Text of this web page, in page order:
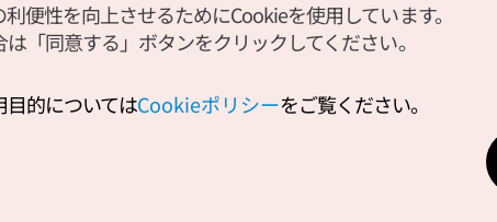
観光資料ダウンロード
デジタルブック／電子書籍
Odii
便性を向上させるためにCookieを使用しています。
「同意する」ボタンをクリックしてください。
的についてはCookieポリシーをご覧ください。